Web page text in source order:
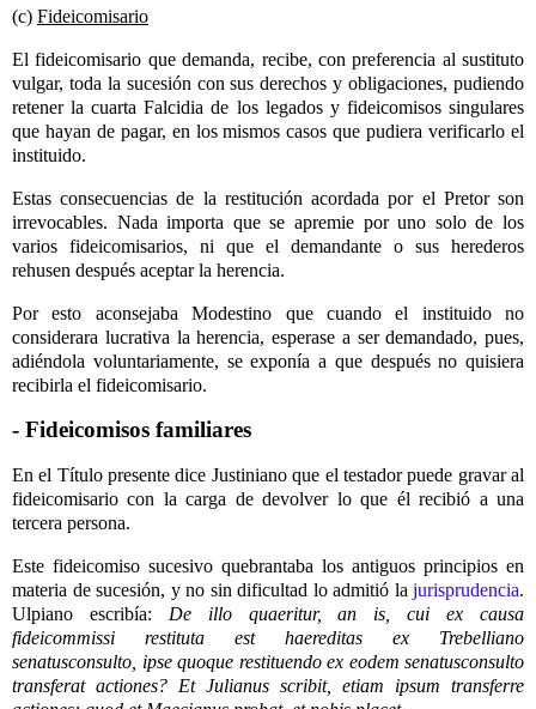
(c) Fideicomisario
El fideicomisario que demanda, recibe, con preferencia al sustituto
vulgar, toda la sucesión con sus derechos y obligaciones, pudiendo
retener la cuarta Falcidia de los legados y fideicomisos singulares
que hayan de pagar, en los mismos casos que pudiera verificarlo el
instituido.
Estas consecuencias de la restitución acordada por el Pretor son
irrevocables. Nada importa que se apremie por uno solo de los
varios fideicomisarios, ni que el demandante o sus herederos
rehusen después aceptar la herencia.
Por esto aconsejaba Modestino que cuando el instituido no
considerara lucrativa la herencia, esperase a ser demandado, pues,
adiéndola voluntariamente, se exponía a que después no quisiera
recibirla el fideicomisario.
- Fideicomisos familiares
En el Título presente dice Justiniano que el testador puede gravar al
fideicomisario con la carga de devolver lo que él recibió a una
tercera persona.
Este fideicomiso sucesivo quebrantaba los antiguos principios en
materia de sucesión, y no sin dificultad lo admitió la jurisprudencia.
Ulpiano escribía: De illo quaeritur, an is, cui ex causa
fideicommissi restituta est haereditas ex Trebelliano
senatusconsulto, ipse quoque restituendo ex eodem senatusconsulto
transferat actiones? Et Julianus scribit, etiam ipsum transferre